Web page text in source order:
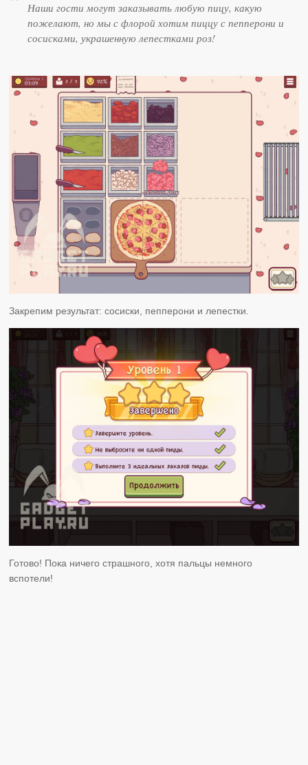
Наши гости могут заказывать любую пицу, какую
пожелают, но мы с флорой хотим пиццу с пепперони и
сосисками, украшенную лепестками роз!
Закрепим результат: сосиски, пепперони и лепестки.
Готово! Пока ничего страшного, хотя пальцы немного
вспотели!